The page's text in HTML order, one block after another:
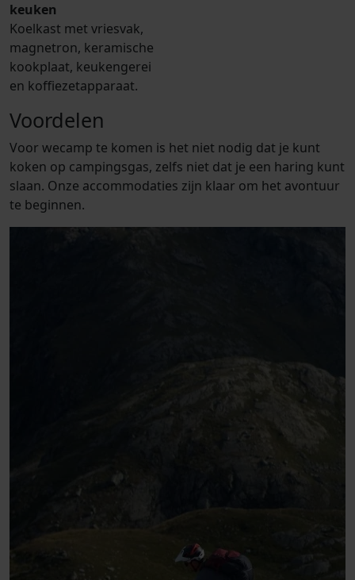
keuken
Koelkast met vriesvak,
magnetron, keramische
kookplaat, keukengerei
en koffiezetapparaat.
Voordelen
Voor wecamp te komen is het niet nodig dat je kunt
koken op campingsgas, zelfs niet dat je een haring kunt
slaan. Onze accommodaties zijn klaar om het avontuur
te beginnen.